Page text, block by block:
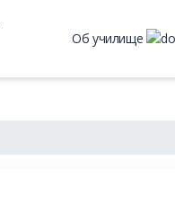
Об училище